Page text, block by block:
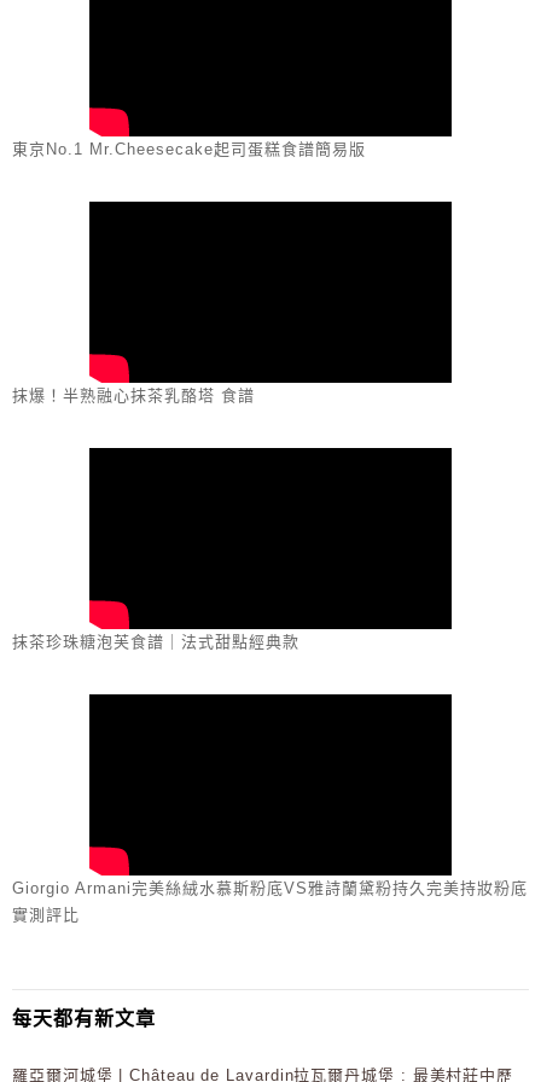
東京No.1 Mr.Cheesecake起司蛋糕食譜簡易版
抹爆！半熟融心抹茶乳酪塔 食譜
抹茶珍珠糖泡芙食譜｜法式甜點經典款
Giorgio Armani完美絲絨水慕斯粉底VS雅詩蘭黛粉持久完美持妝粉底
實測評比
每天都有新文章
羅亞爾河城堡 | Château de Lavardin拉瓦爾丹城堡 : 最美村莊中歷